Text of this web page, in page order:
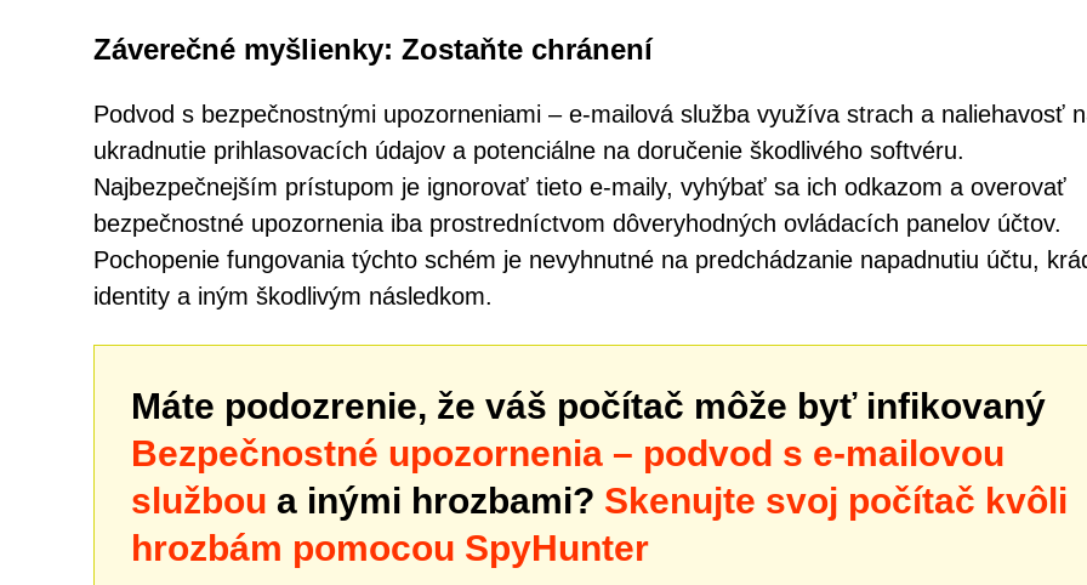
Záverečné myšlienky: Zostaňte chránení
Podvod s bezpečnostnými upozorneniami – e-mailová služba využíva strach a naliehavosť
ukradnutie prihlasovacích údajov a potenciálne na doručenie škodlivého softvéru.
Najbezpečnejším prístupom je ignorovať tieto e-maily, vyhýbať sa ich odkazom a overovať
bezpečnostné upozornenia iba prostredníctvom dôveryhodných ovládacích panelov účtov.
Pochopenie fungovania týchto schém je nevyhnutné na predchádzanie napadnutiu účtu,
identity a iným škodlivým následkom.
Máte podozrenie, že váš počítač môže byť infikovaný
Bezpečnostné upozornenia – podvod s e-mailovou
službou a inými hrozbami? Skenujte svoj počítač kvôli
hrozbám pomocou SpyHunter